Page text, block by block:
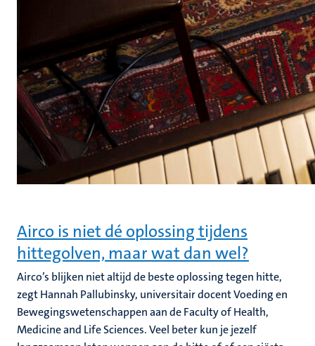
Airco is niet dé oplossing tijdens
hittegolven, maar wat dan wel?
Airco’s blijken niet altijd de beste oplossing tegen hitte,
zegt Hannah Pallubinsky, universitair docent Voeding en
Bewegingswetenschappen aan de Faculty of Health,
Medicine and Life Sciences. Veel beter kun je jezelf